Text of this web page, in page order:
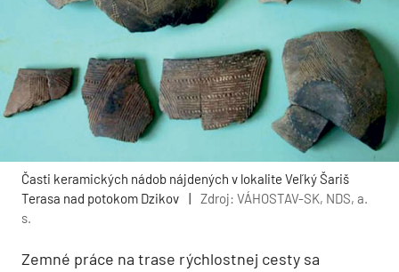
Časti keramických nádob nájdených v lokalite Veľký Šariš
Terasa nad potokom Dzikov
|
Zdroj: VÁHOSTAV-SK, NDS, a.
s.
Zemné práce na trase rýchlostnej cesty sa